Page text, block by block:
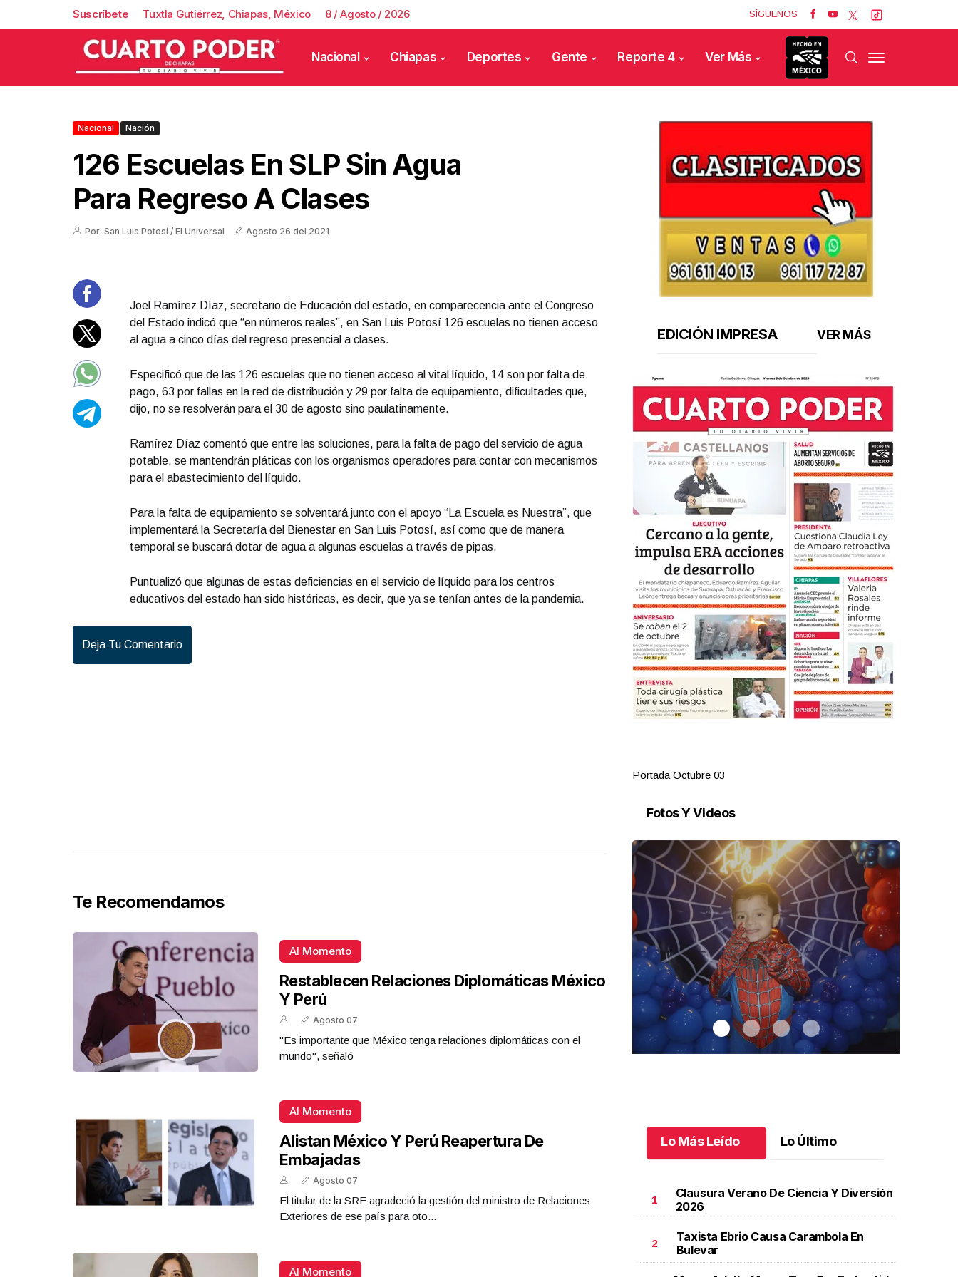
Suscríbete Tuxtla Gutiérrez, Chiapas, México 8 / Agosto / 2026 SÍGUENOS
Nacional Chiapas Deportes Gente Reporte 4 Ver Más
Nacional Nación
126 Escuelas En SLP Sin Agua
Para Regreso A Clases
Por: San Luis Potosí / El Universal Agosto 26 del 2021
Joel Ramírez Díaz, secretario de Educación del estado, en comparecencia ante el Congreso
del Estado indicó que “en números reales”, en San Luis Potosí 126 escuelas no tienen acceso
al agua a cinco días del regreso presencial a clases.
Especificó que de las 126 escuelas que no tienen acceso al vital líquido, 14 son por falta de
pago, 63 por fallas en la red de distribución y 29 por falta de equipamiento, dificultades que,
dijo, no se resolverán para el 30 de agosto sino paulatinamente.
Ramírez Díaz comentó que entre las soluciones, para la falta de pago del servicio de agua
potable, se mantendrán pláticas con los organismos operadores para contar con mecanismos
para el abastecimiento del líquido.
Para la falta de equipamiento se solventará junto con el apoyo “La Escuela es Nuestra”, que
implementará la Secretaría del Bienestar en San Luis Potosí, así como que de manera
temporal se buscará dotar de agua a algunas escuelas a través de pipas.
Puntualizó que algunas de estas deficiencias en el servicio de líquido para los centros
educativos del estado han sido históricas, es decir, que ya se tenían antes de la pandemia.
Deja Tu Comentario
Te Recomendamos
Al Momento
Restablecen Relaciones Diplomáticas México
Y Perú
Agosto 07
"Es importante que México tenga relaciones diplomáticas con el
mundo", señaló
Al Momento
Alistan México Y Perú Reapertura De
Embajadas
Agosto 07
El titular de la SRE agradeció la gestión del ministro de Relaciones
Exteriores de ese país para oto...
Al Momento
EDICIÓN IMPRESA VER MÁS
Portada Octubre 03
Fotos Y Videos
Santiago cumplió 3 años .Santiago cumplió 3 años
Octubre 03 l
Lo Más Leído Lo Último
1
Clausura Verano De Ciencia Y Diversión
2026
2
Taxista Ebrio Causa Carambola En
Bulevar